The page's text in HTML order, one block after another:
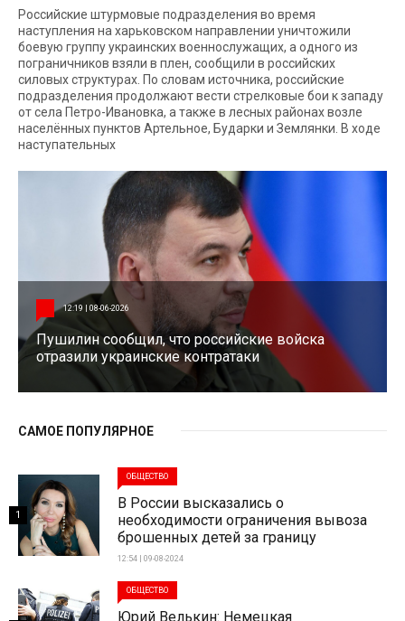
Российские штурмовые подразделения во время
наступления на харьковском направлении уничтожили
боевую группу украинских военнослужащих, а одного из
пограничников взяли в плен, сообщили в российских
силовых структурах. По словам источника, российские
подразделения продолжают вести стрелковые бои к западу
от села Петро-Ивановка, а также в лесных районах возле
населённых пунктов Артельное, Бударки и Землянки. В ходе
наступательных
12:19 | 08-06-2026
Пушилин сообщил, что российские войска
отразили украинские контратаки
САМОЕ ПОПУЛЯРНОЕ
ОБЩЕСТВО
В России высказались о
необходимости ограничения вывоза
брошенных детей за границу
12:54 | 09-08-2024
1
ОБЩЕСТВО
Юрий Велькин: Немецкая